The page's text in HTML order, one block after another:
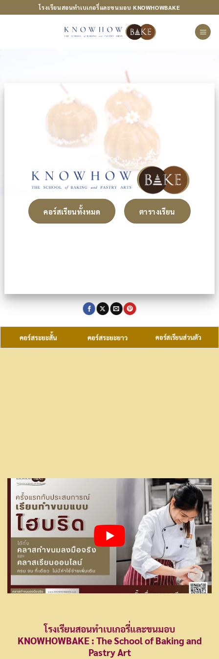
โรงเรียนสอนทำเบเกอรี่และขนมอบ KNOWHOWBAKE
คอร์สเรียนทั้งหมด ตารางเรียน
คอร์สระยะสั้น คอร์สระยะยาว คอร์สเรียนส่วนตัว
โรงเรียนสอนทำเบเกอรี่และขนมอบ
KNOWHOWBAKE : The School of Baking and
Pastry Art